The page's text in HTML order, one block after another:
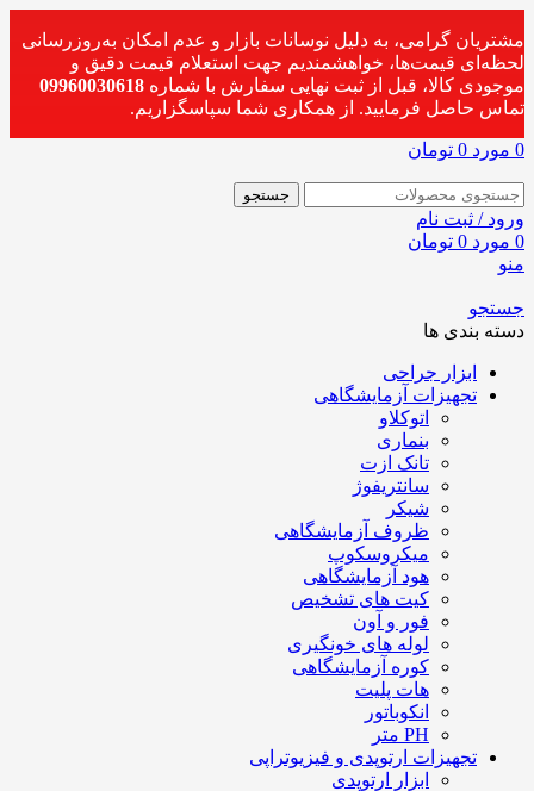
مشتریان گرامی، به دلیل نوسانات بازار و عدم امکان به‌روزرسانی
لحظه‌ای قیمت‌ها، خواهشمندیم جهت استعلام قیمت دقیق و
موجودی کالا، قبل از ثبت نهایی سفارش با شماره 09960030618
تماس حاصل فرمایید. از همکاری شما سپاسگزاریم.
0 مورد 0 تومان
جستجو
ورود / ثبت نام
0 مورد 0 تومان
منو
جستجو
دسته بندی ها
ابزار جراحی
تجهیزات آزمایشگاهی
اتوکلاو
بنماری
تانک ازت
سانتریفوژ
شیکر
ظروف آزمایشگاهی
میکروسکوپ
هود آزمایشگاهی
کیت های تشخیص
فور و آون
لوله های خونگیری
کوره آزمایشگاهی
هات پلیت
انکوباتور
PH متر
تجهیزات ارتوپدی و فیزیوتراپی
ابزار ارتوپدی